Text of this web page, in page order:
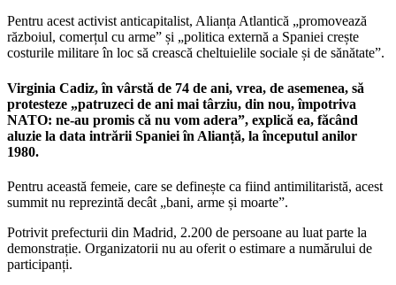
Pentru acest activist anticapitalist, Alianța Atlantică „promovează
războiul, comerțul cu arme” și „politica externă a Spaniei crește
costurile militare în loc să crească cheltuielile sociale și de sănătate”.
Virginia Cadiz, în vârstă de 74 de ani, vrea, de asemenea, să
protesteze „patruzeci de ani mai târziu, din nou, împotriva
NATO: ne-au promis că nu vom adera”, explică ea, făcând
aluzie la data intrării Spaniei în Alianță, la începutul anilor
1980.
Pentru această femeie, care se definește ca fiind antimilitaristă, acest
summit nu reprezintă decât „bani, arme și moarte”.
Potrivit prefecturii din Madrid, 2.200 de persoane au luat parte la
demonstrație. Organizatorii nu au oferit o estimare a numărului de
participanți.